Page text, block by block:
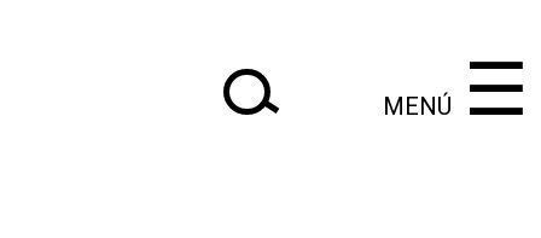
‌‌‌‌‌‌‌‌‌‌ MENÚ ☰